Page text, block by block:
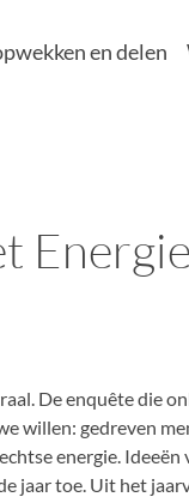
en delen
De enquête die
willen: gedreven
energie. Ideeën
jaar toe. Uit het